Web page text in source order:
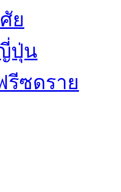
ย
ปุ่น
รีซดราย